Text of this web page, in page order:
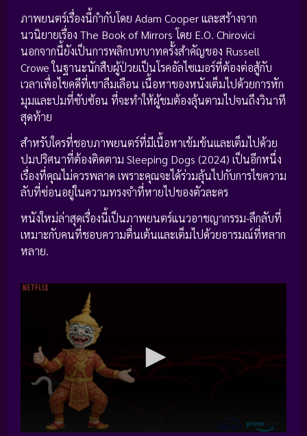
ภาพยนตร์เรื่องนี้กำกับโดย Adam Cooper และสร้างจาก
นวนิยายเรื่อง The Book of Mirrors โดย E.O. Chirovici
นอกจากนี้ยังเป็นการพลิกบทบาทครั้งสำคัญของ Russell
Crowe ในฐานะนักสืบผู้ป่วยเป็นโรคอัลไซเมอร์ที่ต้องต่อสู้กับ
เวลาเพื่อไขคดีที่เขาลืมเลือน เนื้อหาของหนังเต็มไปด้วยการหัก
มุมและปมที่ซับซ้อน ที่จะทำให้ผู้ชมต้องลุ้นตามไปจนถึงวินาที
สุดท้าย
สำหรับใครที่ชอบภาพยนตร์ที่มีเนื้อหาเข้มข้นและเต็มไปด้วย
ปมปริศนาที่ต้องติดตาม Sleeping Dogs (2024) เป็นอีกหนึ่ง
เรื่องที่คุณไม่ควรพลาด เพราะคุณจะได้ร่วมลุ้นไปกับการไขความ
ลับที่ซ่อนอยู่ในความทรงจำที่หายไปของตัวละคร
หนังใหม่ล่าสุดเรื่องนี้เป็นภาพยนตร์แนวอาชญากรรม-ลึกลับที่
เหมาะกับคนที่ชอบความตื่นเต้นและเต็มไปด้วยอารมณ์ที่หลาก
หลาย.